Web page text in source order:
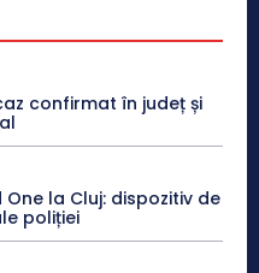
confirmat în județ și
la Cluj: dispozitiv de
poliției